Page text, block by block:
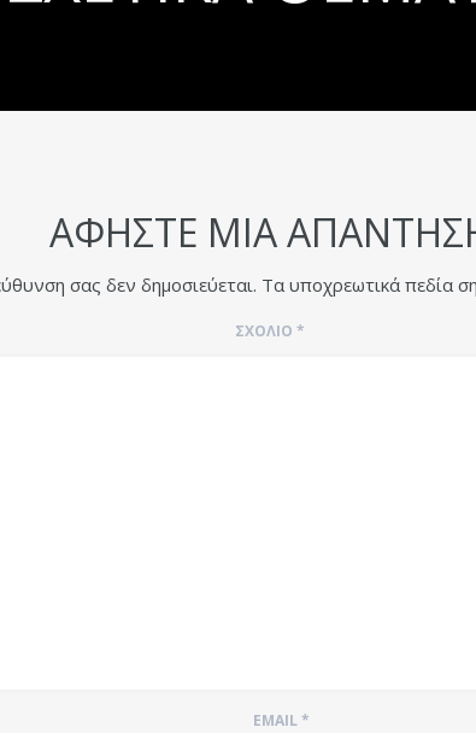
ΑΦΉΣΤΕ ΜΙΑ
σας δεν δημοσιεύεται. Τα υποχρεωτικά πεδία
ΣΧΌΛΙΟ *
EMAIL*